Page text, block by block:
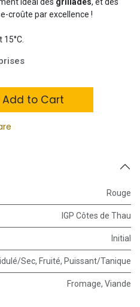
idéal des grillades, et des
croûte par excellence !
15°C.
Add to Cart
Rouge
IGP Côtes de Thau
Initial
Sec, Fruité, Puissant/Tanique
Fromage, Viande